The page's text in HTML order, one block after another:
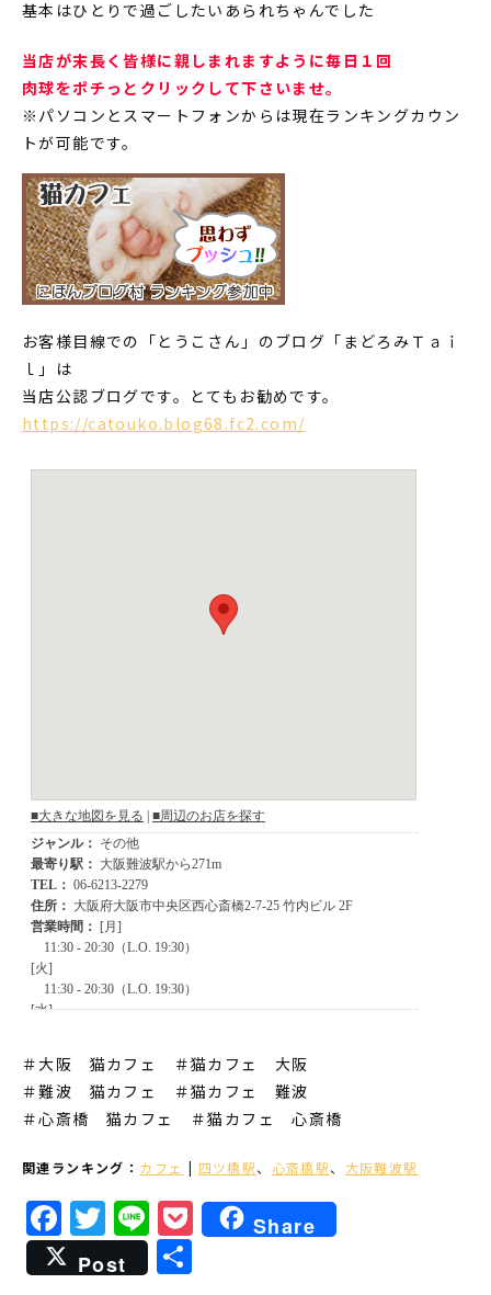
基本はひとりで過ごしたいあられちゃんでした
当店が末長く皆様に親しまれますように毎日１回
肉球をポチっとクリックして下さいませ。
※パソコンとスマートフォンからは現在ランキングカウン
トが可能です。
お客様目線での「とうこさん」のブログ「まどろみＴａｉ
ｌ」は
当店公認ブログです。とてもお勧めです。
https://catouko.blog68.fc2.com/
＃大阪 猫カフェ ＃猫カフェ 大阪
＃難波 猫カフェ
＃猫カフェ 難波
＃心斎橋 猫カフェ
＃猫カフェ 心斎橋
関連ランキング： カフェ 四ツ橋駅、 心斎橋駅、 大阪難波駅
Facebook
Twitter
LinePocket
Share
Post
共